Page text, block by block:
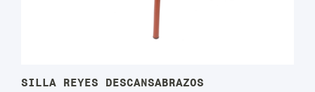
SILLA REYES DESCANSABRAZOS